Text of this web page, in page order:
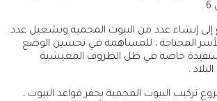
إنشاء عدد من البيوت المحمية وتشغيل عدد
المحتاجة ، للمساهمة في تحسين الوضع
خاصة في ظل الظروف المعيشية
.
تركيب البيوت المحمية بحفر قواعد البيوت ،